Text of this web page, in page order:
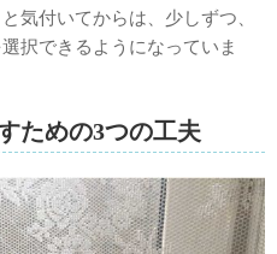
気付いてからは、少しずつ、
択できるようになっていま
ための3つの工夫